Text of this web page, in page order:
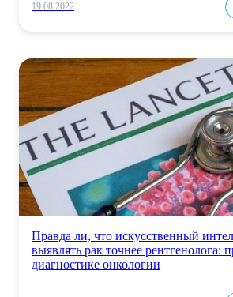
19.08.2022
Правда ли, что искусственный
выявлять рак точнее рентгенолога:
диагностике онкологии